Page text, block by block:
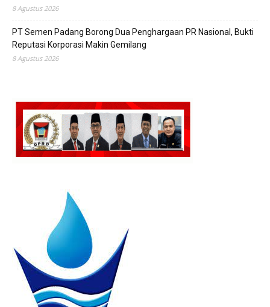
8 Agustus 2026
PT Semen Padang Borong Dua Penghargaan PR Nasional, Bukti
Reputasi Korporasi Makin Gemilang
8 Agustus 2026